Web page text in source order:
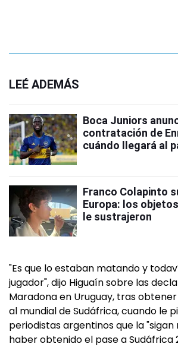
LEÉ ADEMÁS
Boca Juniors
contratación de
cuándo llegará al
Franco Colapinto
Europa: los
le sustrajeron
"Es que lo estaban matando y
jugador", dijo Higuaín sobre las
Maradona en Uruguay, tras
al mundial de Sudáfrica, cuando le
periodistas argentinos que la
haber obtenido el pase a Sudáfrica